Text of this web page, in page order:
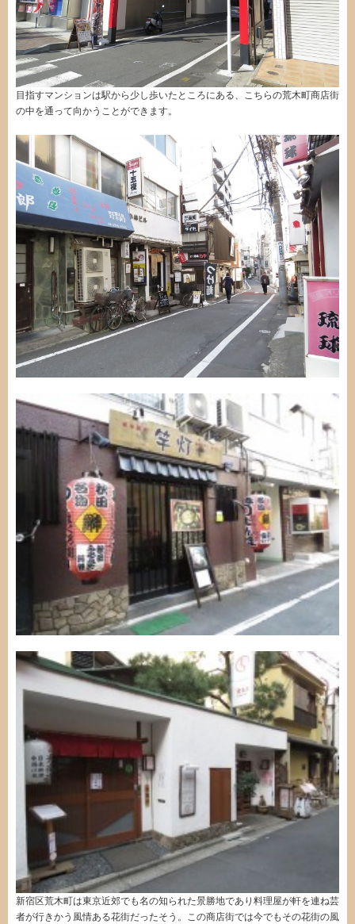
目指すマンションは駅から少し歩いたところにある、こちらの荒木町商店街
の中を通って向かうことができます。
新宿区荒木町は東京近郊でも名の知られた景勝地であり料理屋が軒を連ね芸
者が行きかう風情ある花街だったそう。この商店街では今でもその花街の風